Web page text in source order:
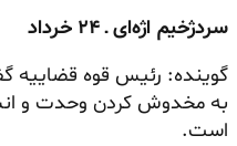
سردژخیم اژه‌ای ـ ۲۴ خرداد
گوینده: رئیس قوه قضاییه
به مخدوش کردن وحدت و
است.